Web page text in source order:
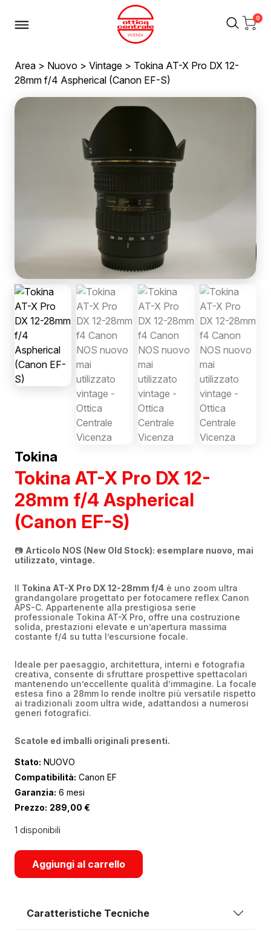
0
Area > Nuovo > Vintage > Tokina AT-X Pro DX 12-
28mm f/4 Aspherical (Canon EF-S)
Tokina
Tokina AT-X Pro DX 12-
28mm f/4 Aspherical
(Canon EF-S)
📷 Articolo NOS (New Old Stock): esemplare nuovo, mai
utilizzato, vintage.
Il Tokina AT-X Pro DX 12-28mm f/4 è uno zoom ultra
grandangolare progettato per fotocamere reflex Canon
APS-C. Appartenente alla prestigiosa serie
professionale Tokina AT-X Pro, offre una costruzione
solida, prestazioni elevate e un’apertura massima
costante f/4 su tutta l’escursione focale.
Ideale per paesaggio, architettura, interni e fotografia
creativa, consente di sfruttare prospettive spettacolari
mantenendo un’eccellente qualità d’immagine. La focale
estesa fino a 28mm lo rende inoltre più versatile rispetto
ai tradizionali zoom ultra wide, adattandosi a numerosi
generi fotografici.
Scatole ed imballi originali presenti.
Stato: NUOVO
Compatibilità: Canon EF
Garanzia: 6 mesi
Prezzo: 289,00 €
1 disponibili
Aggiungi al carrello
Caratteristiche Tecniche